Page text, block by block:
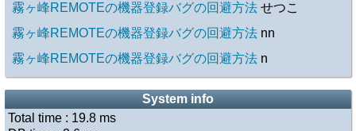
霧ヶ峰REMOTEの機器登録バグの回避方法 せつこ
霧ヶ峰REMOTEの機器登録バグの回避方法 nn
霧ヶ峰REMOTEの機器登録バグの回避方法 n
System info
Total time : 19.8 ms